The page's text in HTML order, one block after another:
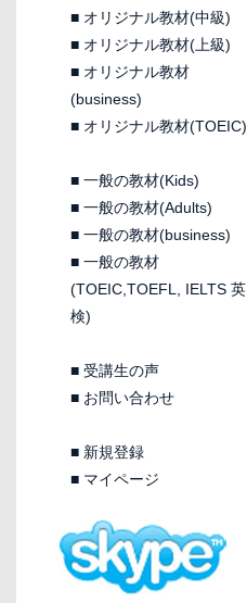
■ オリジナル教材(中級)
■ オリジナル教材(上級)
■ オリジナル教材
(business)
■ オリジナル教材(TOEIC)
■ 一般の教材(Kids)
■ 一般の教材(Adults)
■ 一般の教材(business)
■ 一般の教材
(TOEIC,TOEFL, IELTS 英
検)
■ 受講生の声
■ お問い合わせ
■ 新規登録
■ マイページ